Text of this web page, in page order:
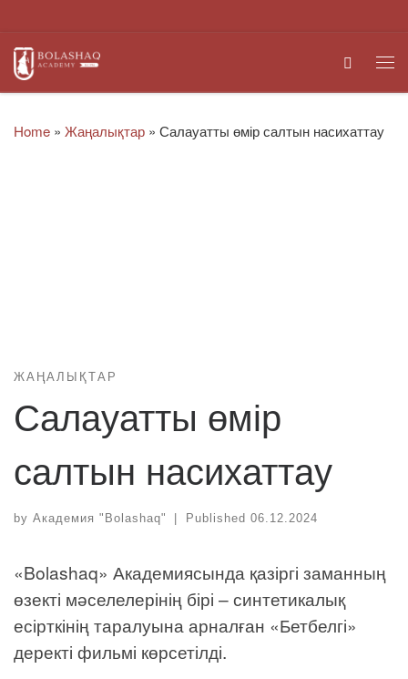
Search
Home » Жаңалықтар » Салауатты өмір салтын насихаттау
ЖАҢАЛЫҚТАР
Салауатты өмір
салтын насихаттау
by Академия "Bolashaq" | Published 06.12.2024
«Bolashaq» Академиясында қазіргі заманның
өзекті мәселелерінің бірі – синтетикалық
есірткінің таралуына арналған «Бетбелгі»
деректі фильмі көрсетілді.